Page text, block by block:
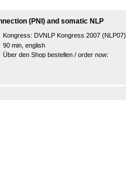
(PNI) and somatic NLP
Kongress: DVNLP Kongress 2007 (NLP07)
90 min, english
Über den Shop bestellen / order now: